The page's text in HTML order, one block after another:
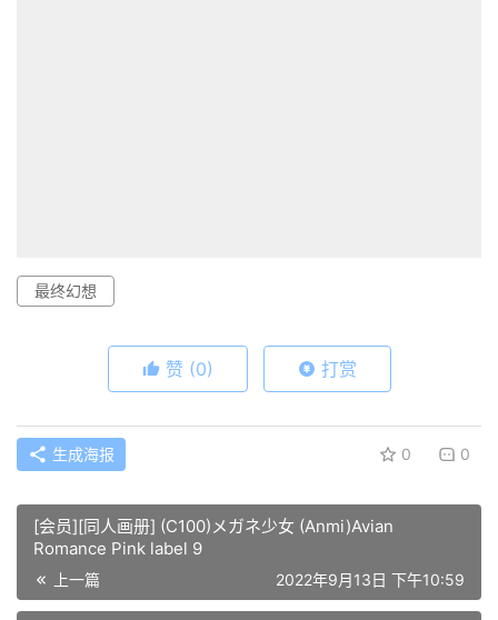
最终幻想
赞 (0) 打赏
生成海报 0 0
[会员][同人画册] (C100)メガネ少女 (Anmi)Avian
Romance Pink label 9
上一篇 2022年9月13日 下午10:59